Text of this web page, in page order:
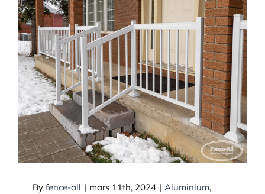
Quelle est la meilleure rampe
pour une terrasse avant ou un
porche salé?
By fence-all | mars 11th, 2024 | Aluminium,